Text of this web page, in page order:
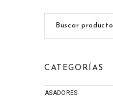
Buscar
CATEGORÍAS
ASADORES